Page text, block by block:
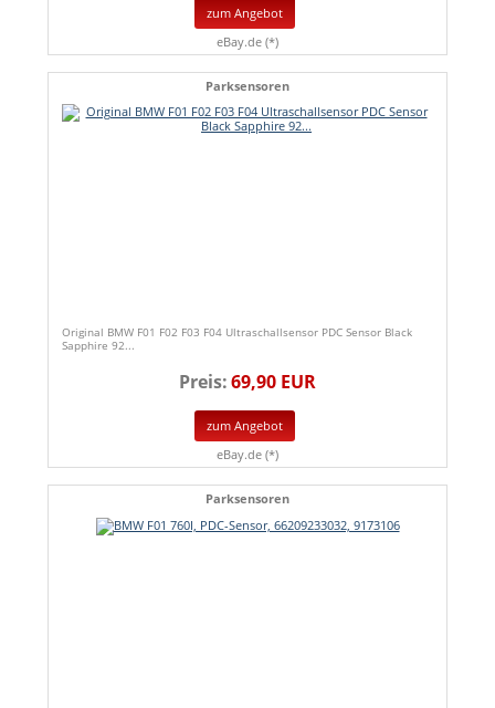
zum Angebot
eBay.de (*)
Parksensoren
Original BMW F01 F02 F03 F04 Ultraschallsensor PDC Sensor Black
Sapphire 92...
Preis:69,90 EUR
zum Angebot
eBay.de (*)
Parksensoren